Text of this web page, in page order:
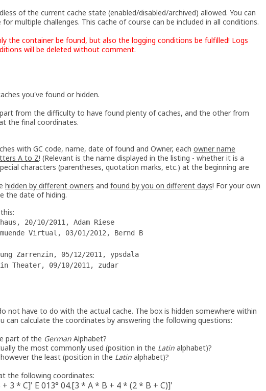
of the current cache state (enabled/disabled/archived) allowed. You can
multiple challenges. This cache of course can be included in all conditions.
the container be found, but also the logging conditions be fulfilled! Logs
will be deleted without comment.
you've found or hidden.
from the difficulty to have found plenty of caches, and the other from
the final coordinates.
with GC code, name, date of found and Owner, each owner name
A to Z! (Relevant is the name displayed in the listing - whether it is a
characters (parentheses, quotation marks, etc.) at the beginning are
hidden by different owners and found by you on different days! For your own
the date of hiding.
20/10/2011, Adam Riese
Virtual, 03/01/2012, Bernd B
Zarrenzin, 05/12/2011, ypsdala
Theater, 09/10/2011, zudar
not have to do with the actual cache. The box is hidden somewhere within
can calculate the coordinates by answering the following questions:
part of the German Alphabet?
the most commonly used (position in the Latin alphabet)?
the least (position in the Latin alphabet)?
the following coordinates:
3 * C]' E 013° 04.[3 * A * B + 4 * (2 * B + C)]'